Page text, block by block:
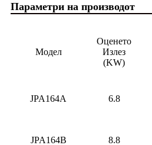
Параметри на производот
Модел
Оценето
Излез
(KW)
JPA164A 6.8
JPA164B 8.8